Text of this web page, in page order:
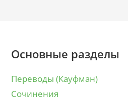
Основные разделы
Переводы (Кауфман)
Сочинения